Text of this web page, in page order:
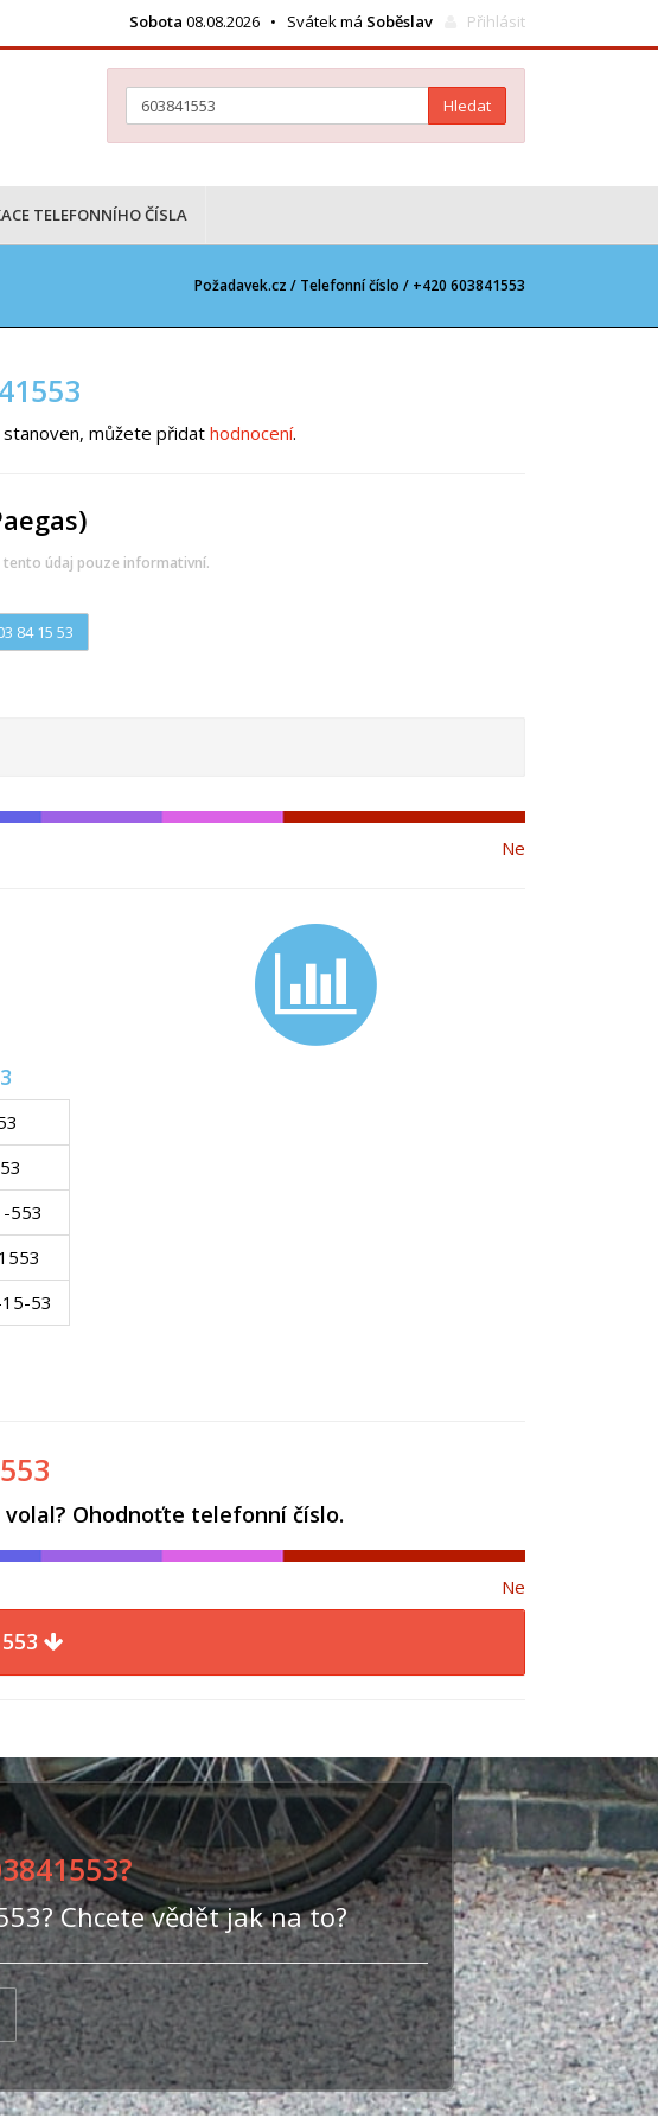
Přihlásit
Sobota 08.08.2026 • Svátek má Soběslav
Hledat
TELEFONNÍHO ČÍSLA
Požadavek.cz / Telefonní číslo / +420 603841553
stanoven, můžete přidat hodnocení.
údaj pouze informativní.
84 15 53
Ne
553
53
volal? Ohodnoťte telefonní číslo.
Ne
Chcete vědět jak na to?